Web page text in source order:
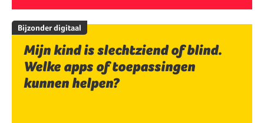
Bijzonder digitaal
Mijn kind is slechtziend of blind.
Welke apps of toepassingen
kunnen helpen?